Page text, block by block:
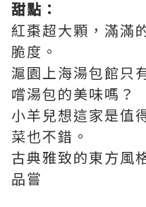
甜點：
紅棗超大顆，滿滿
脆度。
滬園上海湯包館只
嚐湯包的美味嗎？
小羊兒想這家是值
菜也不錯。
古典雅致的東方風
品嘗